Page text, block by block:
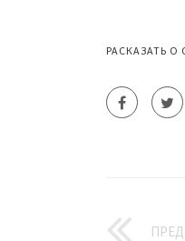
РАСКАЗАТЬ О